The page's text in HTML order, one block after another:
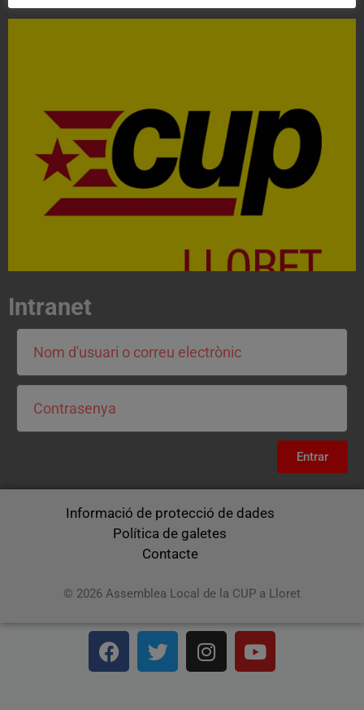
Contacta'ns i treballa per fer realitat el projecte de
l'esquerra independentista i anticapitalista
CONTACTA
Intranet
Entrar
Informació de protecció de dades
Política de galetes
Contacte
© 2026 Assemblea Local de la CUP a Lloret